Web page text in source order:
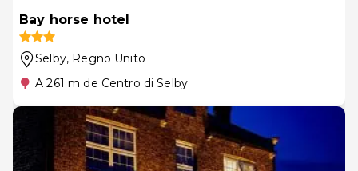
Bay horse hotel
Selby, Regno Unito
A 261 m de Centro di Selby